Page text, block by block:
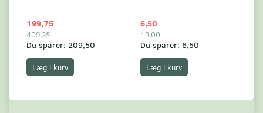
199,75
409,25
Du sparer: 209,50
Læg i kurv
6,50
13,00
Du sparer: 6,50
Læg i kurv